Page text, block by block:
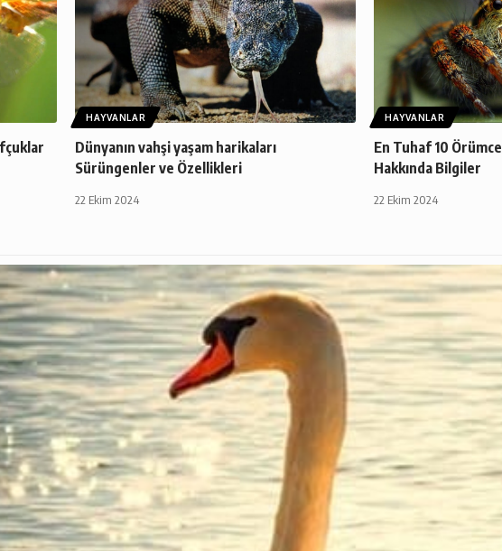
HAYVANLAR
Dünyanın vahşi yaşam harikaları
Sürüngenler ve Özellikleri
22 Ekim 2024
HAYVANLAR
En Tuhaf 10
Hakkında Bilgiler
22 Ekim 2024